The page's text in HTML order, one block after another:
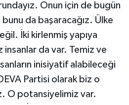
Onun için de bugün
bunu da başaracağız. Ülke
İki kirlenmiş yapıya
insanlar da var. Temiz ve
inisiyatif alabileceği
Partisi olarak biz o
O potansiyelimiz var.